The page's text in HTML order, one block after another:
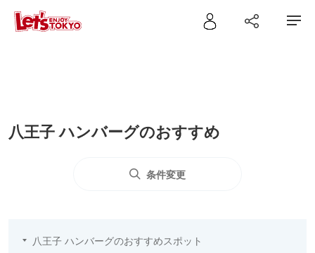
八王子 ハンバーグのおすすめ
条件変更
八王子 ハンバーグのおすすめスポット